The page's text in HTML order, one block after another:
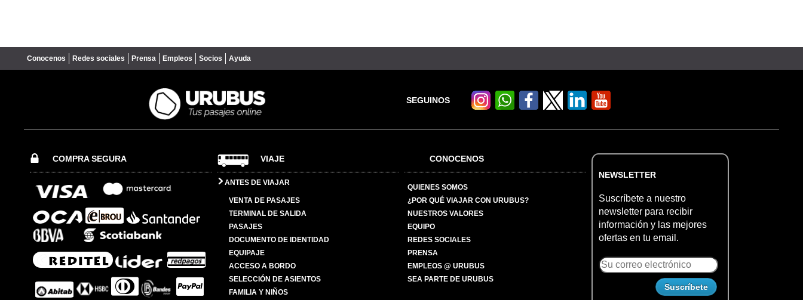
Conocenos Redes sociales Prensa Empleos Socios Ayuda
SEGUINOS
COMPRA SEGURA VIAJE
ANTES DE VIAJAR
VENTA DE PASAJES
TERMINAL DE SALIDA
PASAJES
DOCUMENTO DE IDENTIDAD
EQUIPAJE
ACCESO A BORDO
SELECCIÓN DE ASIENTOS
FAMILIA Y NIÑOS
CONOCENOS
QUIENES SOMOS
¿POR QUÉ VIAJAR CON URUBUS?
NUESTROS VALORES
EQUIPO
REDES SOCIALES
PRENSA
EMPLEOS @ URUBUS
SEA PARTE DE URUBUS
NEWSLETTER
Suscríbete a nuestro
newsletter para recibir
información y las mejores
ofertas en tu email.